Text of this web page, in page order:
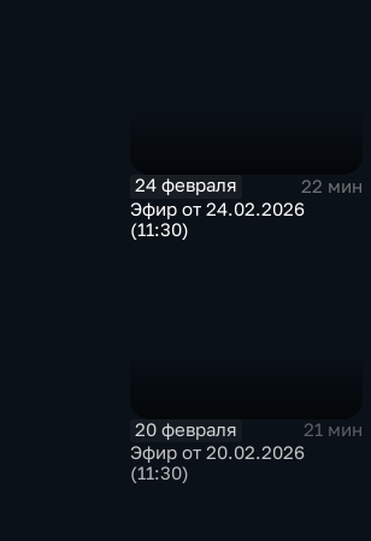
24 февраля
22 мин
Эфир от 24.02.2026
(11:30)
20 февраля
21 мин
Эфир от 20.02.2026
(11:30)